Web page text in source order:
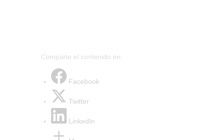
Comparte el contenido en:
Facebook
Twitter
LinkedIn